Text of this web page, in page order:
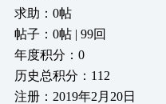
求助：0帖
帖子：0帖 | 99回
年度积分：0
历史总积分：112
注册：2019年2月20日